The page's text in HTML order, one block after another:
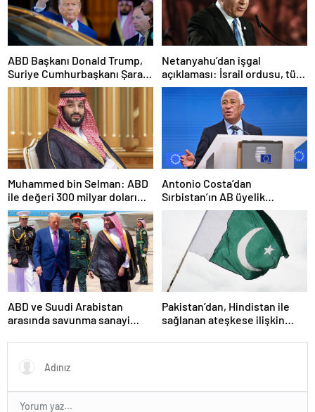
ABD Başkanı Donald Trump,
Suriye Cumhurbaşkanı Şara
ile görüşecek
Netanyahu’dan işgal
açıklaması: İsrail ordusu, tüm
gücüyle Gazze’ye girecek
Muhammed bin Selman: ABD
ile değeri 300 milyar doları
aşan anlaşmalar imzaladık
Antonio Costa’dan
Sırbistan’ın AB üyelik
sürecine ilişkin açıklama
ABD ve Suudi Arabistan
arasında savunma sanayi
Pakistan’dan, Hindistan ile
sağlanan ateşkese ilişkin